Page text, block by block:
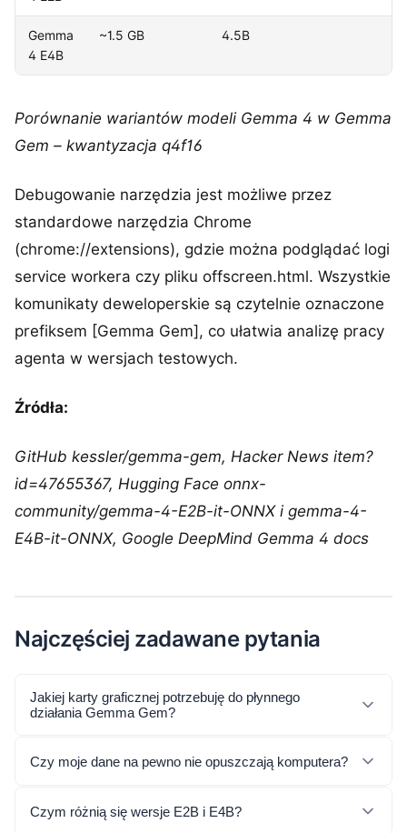
Gemma
4 E4B
~1.5 GB 4.5B
Porównanie wariantów modeli Gemma 4 w Gemma
Gem – kwantyzacja q4f16
Debugowanie narzędzia jest możliwe przez
standardowe narzędzia Chrome
(chrome://extensions), gdzie można podglądać logi
service workera czy pliku offscreen.html. Wszystkie
komunikaty deweloperskie są czytelnie oznaczone
prefiksem [Gemma Gem], co ułatwia analizę pracy
agenta w wersjach testowych.
Źródła:
GitHub kessler/gemma-gem, Hacker News item?
id=47655367, Hugging Face onnx-
community/gemma-4-E2B-it-ONNX i gemma-4-
E4B-it-ONNX, Google DeepMind Gemma 4 docs
Najczęściej zadawane pytania
Jakiej karty graficznej potrzebuję do płynnego
działania Gemma Gem?
Czy moje dane na pewno nie opuszczają komputera?
Czym różnią się wersje E2B i E4B?